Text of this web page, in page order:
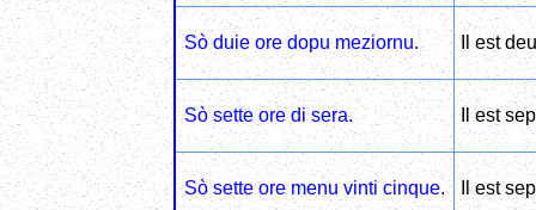
Sò duie ore dopu meziornu. Il est
Sò sette ore di sera. Il est
Sò sette ore menu vinti cinque. Il est